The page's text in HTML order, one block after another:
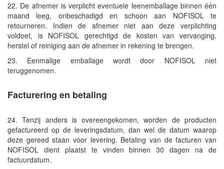
22. De afnemer is verplicht eventuele leenemballage binnen één
maand leeg, onbeschadigd en schoon aan NOFISOL te
retourneren. Indien de afnemer niet aan deze verplichting
voldoet, is NOFISOL gerechtigd de kosten van vervanging,
herstel of reiniging aan de afnemer in rekening te brengen.
23. Eenmalige emballage wordt door NOFISOL niet
teruggenomen.
Facturering en betaling
24. Tenzij anders is overeengekomen, worden de producten
gefactureerd op de leveringsdatum, dan wel de datum waarop
deze gereed staan voor levering. Betaling van de facturen van
NOFISOL dient plaatst te vinden binnen 30 dagen na de
factuurdatum.